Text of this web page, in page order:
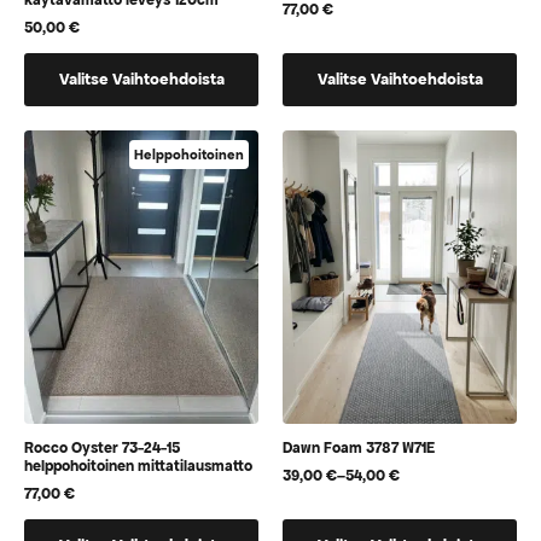
50,00€
Valitse Vaihtoehdoista
vaihtoehtoja,
jotka
voidaan
valita
tuotteen
sivulla
77,00€
Valitse Vaihtoehdoista
vaihtoehtoja,
jotka
voidaan
valita
tuotteen
sivulla
Helppohoitoinen
Rocco Oyster 73-24-15
helppohoitoinen mittatilausmatto
77,00€
Dawn Foam 3787 W71E
39,00€–54,00€
Hintaluokka:
-
54,00 €